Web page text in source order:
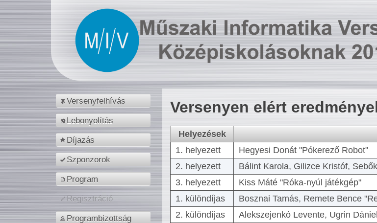
Versenyfelhívás
Lebonyolítás
Díjazás
Szponzorok
Program
Regisztráció
Programbizottság
Versenyen elért
Helyezések
1. helyezett
Hegyesi Donát "Pókerező Robot"
2. helyezett
Bálint Karola, Gilizce Kristóf,
3. helyezett
Kiss Máté "Róka-nyúl játékgép"
1. különdíjas
Bosznai Tamás, Remete Bence
2. különdíjas
Alekszejenkó Levente, Ugrin